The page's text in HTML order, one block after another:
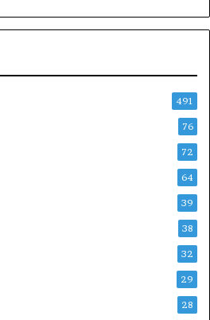
491
76
72
64
39
38
32
29
28